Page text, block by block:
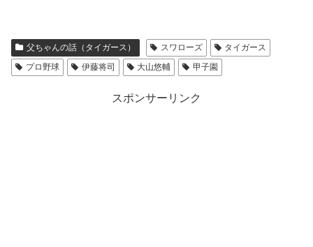
父ちゃんの話（タイガース） スワローズ
タイガース
プロ野球
伊藤将司 大山悠輔 甲子園
スポンサーリンク